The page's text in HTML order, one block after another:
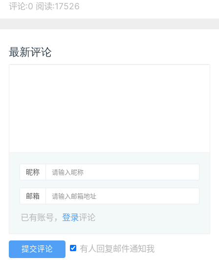
评论:0 阅读:17526
最新评论
昵称
邮箱
已有账号，登录评论
提交评论 有人回复邮件通知我